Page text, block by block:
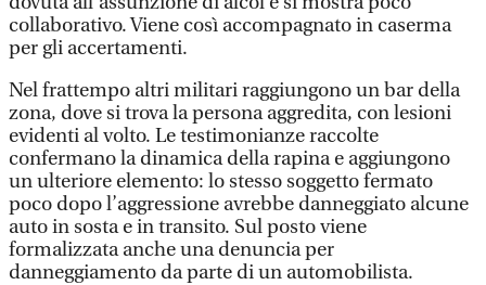
collaborativo. Viene così accompagnato in caserma
per gli accertamenti.
Nel frattempo altri militari raggiungono un bar della
zona, dove si trova la persona aggredita, con lesioni
evidenti al volto. Le testimonianze raccolte
confermano la dinamica della rapina e aggiungono
un ulteriore elemento: lo stesso soggetto fermato
poco dopo l’aggressione avrebbe danneggiato alcune
auto in sosta e in transito. Sul posto viene
formalizzata anche una denuncia per
danneggiamento da parte di un automobilista.